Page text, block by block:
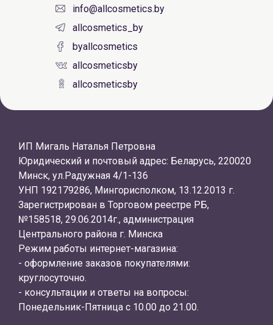
info@allcosmetics.by
allcosmetics_by
byallcosmetics
allcosmeticsby
allcosmeticsby
ИП Мигаль Наталья Петровна
Юридический и почтовый адрес: Беларусь, 220020
Минск, ул.Радужная 4/1-136
УНП 192179286, Мингорисполком, 13.12.2013 г.
Зарегистрирован в Торговом реестре РБ,
№158518, 29.06.2014г., администрация
Центрального района г. Минска
Режим работы интернет-магазина:
- оформление заказов покупателями:
круглосуточно.
- консультации и ответы на вопросы:
Понедельник-Пятница с 10.00 до 21.00.